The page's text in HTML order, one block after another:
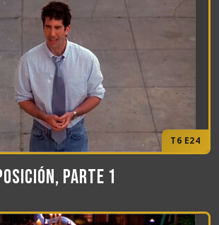
T6 E24
Parte 1